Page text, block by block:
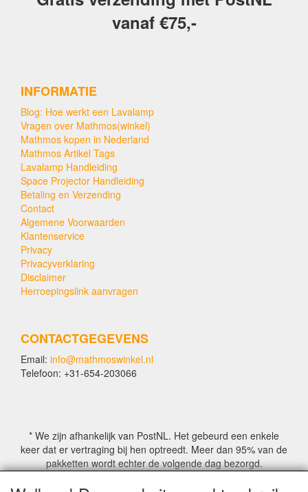
vanaf €75,-
INFORMATIE
Blog: Hoe werkt een Lavalamp
Vragen over Mathmos(winkel)
Mathmos kopen in Nederland
Mathmos Artikel Tags
Lavalamp Handleiding
Space Projector Handleiding
Betaling en Verzending
Contact
Algemene Voorwaarden
Klantenservice
Privacy
Privacyverklaring
Disclaimer
Herroepingslink aanvragen
CONTACTGEGEVENS
Email: info@mathmoswinkel.nl
Telefoon: +31-654-203066
* We zijn afhankelijk van PostNL. Het gebeurd een enkele
keer dat er vertraging bij hen optreedt. Meer dan 95% van de
pakketten wordt echter de volgende dag bezorgd.